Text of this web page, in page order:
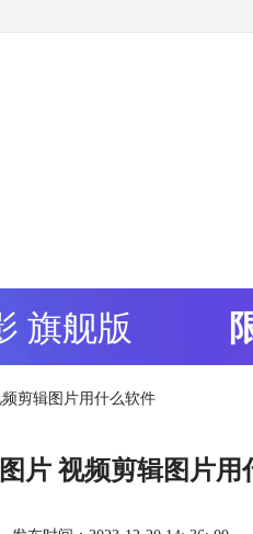
旗舰版
剪辑图片用什么软件
片 视频剪辑图片用